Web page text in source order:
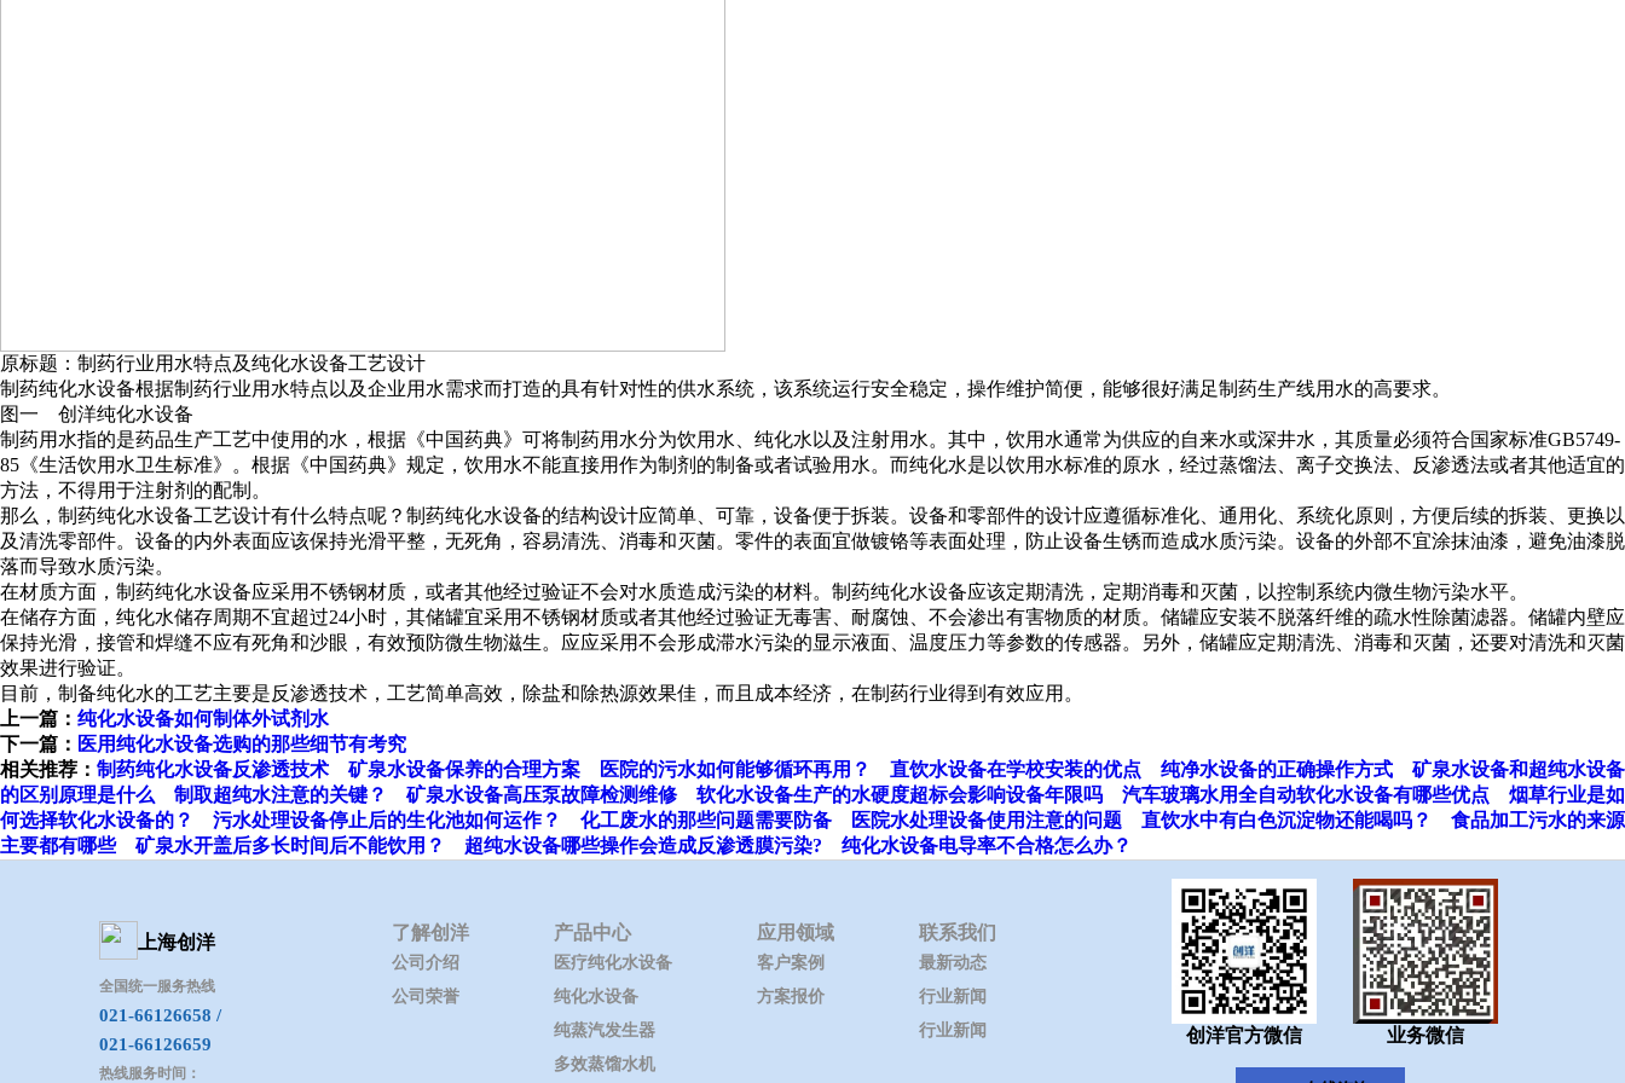
原标题：制药行业用水特点及纯化水设备工艺设计
制药纯化水设备根据制药行业用水特点以及企业用水需求而打造的具有针对性的供水系统，该系统运行安全稳定，操作维护简便，能够很好满足制药生产线用水的高要求。
图一 创洋纯化水设备
制药用水指的是药品生产工艺中使用的水，根据《中国药典》可将制药用水分为饮用水、纯化水以及注射用水。其中，饮用水通常为供应的自来水或深井水，其质量必须符合国家标准GB5749-
85《生活饮用水卫生标准》。根据《中国药典》规定，饮用水不能直接用作为制剂的制备或者试验用水。而纯化水是以饮用水标准的原水，经过蒸馏法、离子交换法、反渗透法或者其他适宜的
方法，不得用于注射剂的配制。
那么，制药纯化水设备工艺设计有什么特点呢？制药纯化水设备的结构设计应简单、可靠，设备便于拆装。设备和零部件的设计应遵循标准化、通用化、系统化原则，方便后续的拆装、更换以
及清洗零部件。设备的内外表面应该保持光滑平整，无死角，容易清洗、消毒和灭菌。零件的表面宜做镀铬等表面处理，防止设备生锈而造成水质污染。设备的外部不宜涂抹油漆，避免油漆脱
落而导致水质污染。
在材质方面，制药纯化水设备应采用不锈钢材质，或者其他经过验证不会对水质造成污染的材料。制药纯化水设备应该定期清洗，定期消毒和灭菌，以控制系统内微生物污染水平。
在储存方面，纯化水储存周期不宜超过24小时，其储罐宜采用不锈钢材质或者其他经过验证无毒害、耐腐蚀、不会渗出有害物质的材质。储罐应安装不脱落纤维的疏水性除菌滤器。储罐内壁应
保持光滑，接管和焊缝不应有死角和沙眼，有效预防微生物滋生。应应采用不会形成滞水污染的显示液面、温度压力等参数的传感器。另外，储罐应定期清洗、消毒和灭菌，还要对清洗和灭菌
效果进行验证。
目前，制备纯化水的工艺主要是反渗透技术，工艺简单高效，除盐和除热源效果佳，而且成本经济，在制药行业得到有效应用。
上一篇： 纯化水设备如何制体外试剂水
下一篇： 医用纯化水设备选购的那些细节有考究
相关推荐： 制药纯化水设备反渗透技术 矿泉水设备保养的合理方案 医院的污水如何能够循环再用？ 直饮水设备在学校安装的优点 纯净水设备的正确操作方式
矿泉水设备和超纯水设备
的区别原理是什么
制取超纯水注意的关键？ 矿泉水设备高压泵故障检测维修 软化水设备生产的水硬度超标会影响设备年限吗 汽车玻璃水用全自动软化水设备有哪些优点
烟草行业是如
何选择软化水设备的？
污水处理设备停止后的生化池如何运作？ 化工废水的那些问题需要防备 医院水处理设备使用注意的问题 直饮水中有白色沉淀物还能喝吗？
食品加工污水的来源
主要都有哪些
矿泉水开盖后多长时间后不能饮用？ 超纯水设备哪些操作会造成反渗透膜污染? 纯化水设备电导率不合格怎么办？
上海创洋
全国统一服务热线
021-66126658 /
021-66126659
热线服务时间：
了解创洋
公司介绍
公司荣誉
产品中心
医疗纯化水设备
纯化水设备
纯蒸汽发生器
多效蒸馏水机
应用领域
客户案例
方案报价
联系我们
最新动态
行业新闻
行业新闻
创洋官方微信 业务微信